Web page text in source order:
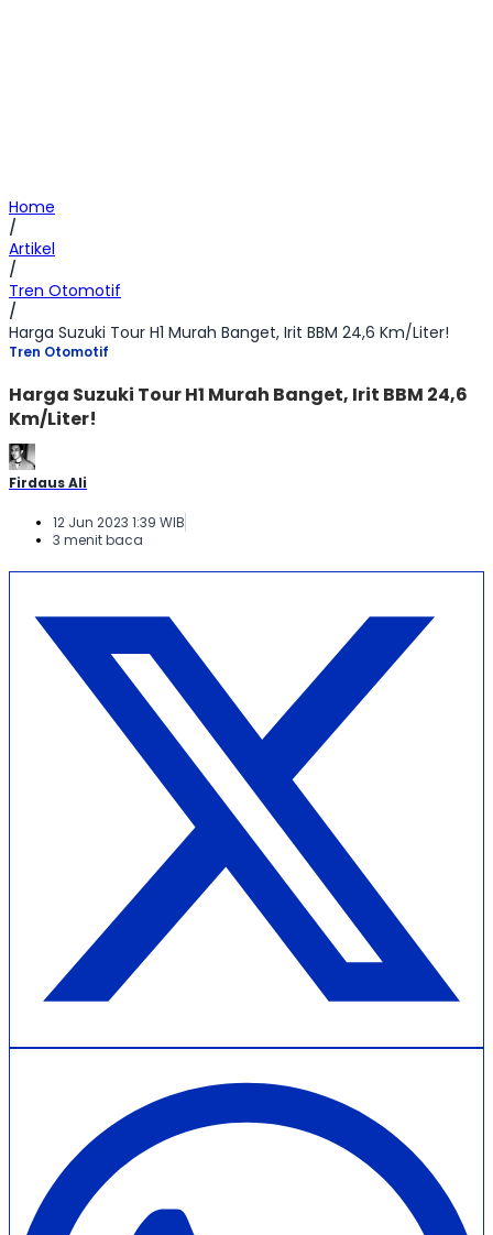
Home
/
Artikel
/
Tren Otomotif
/
Harga Suzuki Tour H1 Murah Banget, Irit BBM 24,6 Km/Liter!
Tren Otomotif
Harga Suzuki Tour H1 Murah Banget, Irit BBM 24,6
Km/Liter!
Firdaus Ali
12 Jun 2023 1:39 WIB
3 menit baca